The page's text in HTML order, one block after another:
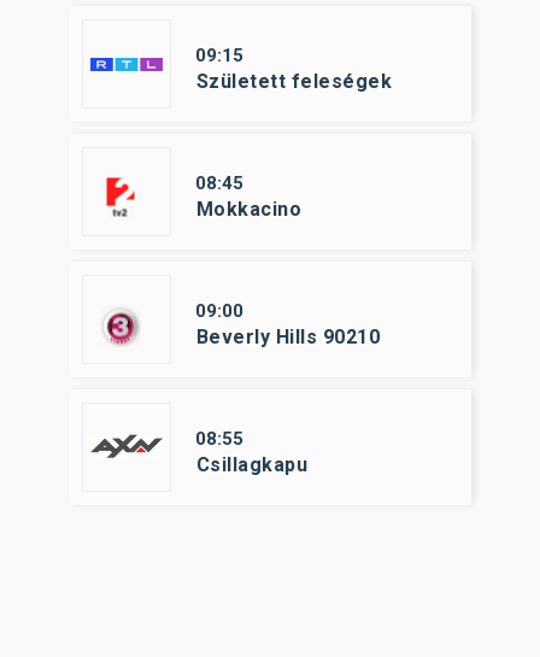
09:15
Született feleségek
08:45
Mokkacino
09:00
Beverly Hills 90210
08:55
Csillagkapu